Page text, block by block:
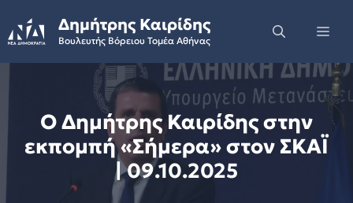
to
content
Δημήτρης Καιρίδης
Βουλευτής Βόρειου Τομέα Αθήνας
Ο Δημήτρης Καιρίδης στην
εκπομπή «Σήμερα» στον ΣΚΑΪ
| 09.10.2025